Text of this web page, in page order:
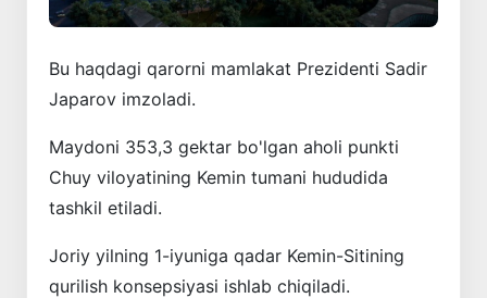
Bu haqdagi qarorni mamlakat Prezidenti Sadir
Japarov imzoladi.
Maydoni 353,3 gektar bo'lgan aholi punkti
Chuy viloyatining Kemin tumani hududida
tashkil etiladi.
Joriy yilning 1-iyuniga qadar Kemin-Sitining
qurilish konsepsiyasi ishlab chiqiladi.